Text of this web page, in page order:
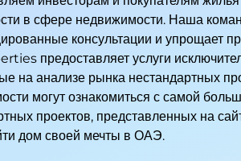
в сфере недвижимости. Наша
консультации и упрощает
предоставляет услуги
на анализе рынка нестандартных
могут ознакомиться с самой
проектов, представленных на
дом своей мечты в ОАЭ.